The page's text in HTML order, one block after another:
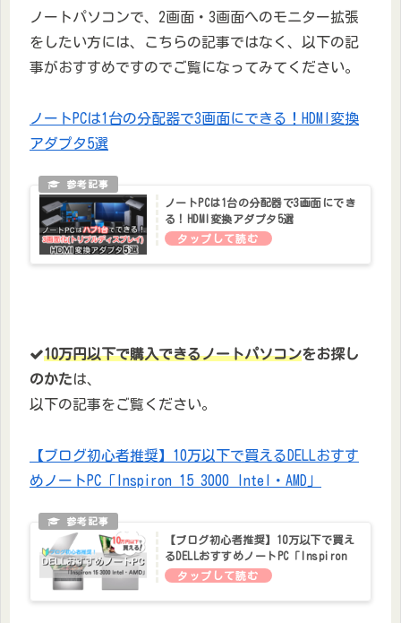
ノートパソコンで、2画面・3画面へのモニター拡張
をしたい方には、こちらの記事ではなく、以下の記
事がおすすめですのでご覧になってみてください。
ノートPCは1台の分配器で3画面にできる！HDMI変換
アダプタ5選
ノートPCは1台の分配器で3画面にでき
る！HDMI変換アダプタ5選
10万円以下で購入できるノートパソコンをお探し
のかたは、
以下の記事をご覧ください。
【ブログ初心者推奨】10万以下で買えるDELLおすす
めノートPC「Inspiron 15 3000 Intel・AMD」
【ブログ初心者推奨】10万以下で買え
るDELLおすすめノートPC「Inspiron
15 3000 Intel・AMD」